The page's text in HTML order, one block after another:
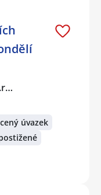
úvazek